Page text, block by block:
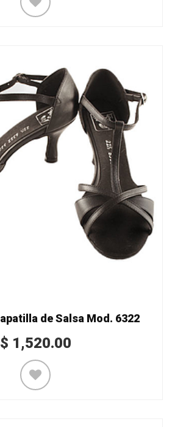
de Salsa Mod. 6322
$ 1,520.00